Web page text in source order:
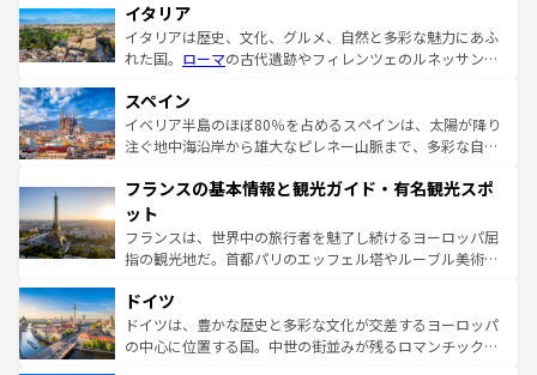
イタリア
イタリアは歴史、文化、グルメ、自然と多彩な魅力にあふ
れた国。 ローマの古代遺跡やフィレンツェのルネッサンス
ろん、トスカーナの美しい田園風景やアマルフィ海岸の絶
景など、自然景観も見逃せない。観光の合間には、本場の
ピザやパスタなど、絶品のイタリア料理を堪能することも
ませてくれるイタリアで、忘れられない旅をしてみよう！
なお、新着のイタリア情報は
しい。
スペイン
イベリア半島のほぼ80％を占めるスペインは、太陽が降り
注ぐ地中海沿岸から雄大なピレネー山脈まで、多彩な自然
文化が根付くこの国では、情熱的なフラメンコ、熱気あふ
れる闘牛、そして美味しいタパスが生活の一部となってい
る。首都マドリードの洗練された雰囲気や、バルセロナの
アートに溢れた街角から、地方では古代ローマ遺跡や中世
せる。地方によって風土や気候が異なるスペインはその個
性で訪れる人を魅了する。 なお、新着のスペイン情報は コ
ンテンツ一覧を参照してほしい。
フランスの基本情報と観光ガイド・有名観光スポ
ット
フランスは、世界中の旅行者を魅了し続けるヨーロッパ屈
指の観光地だ。首都パリのエッフェル塔やルーブル美術館
で、幅広い魅力が詰まっている。華麗な宮殿、歴史的な大
聖堂、美しいビーチ、そして豊かな自然が、訪れる者を心
から魅了する。また、フランスは美食の国としても知ら
ドイツ
ドイツは、豊かな歴史と多彩な文化が交差するヨーロッパ
の中心に位置する国。中世の街並みが残るロマンチック街